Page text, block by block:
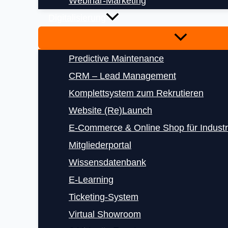
Predictive Maintenance
CRM – Lead Management
Komplettsystem zum Rekrutieren
Website (Re)Launch
E‑Commerce & Online Shop für
Mitgliederportal
Wissensdatenbank
E‑Learning
Ticketing-System
Virtual Showroom